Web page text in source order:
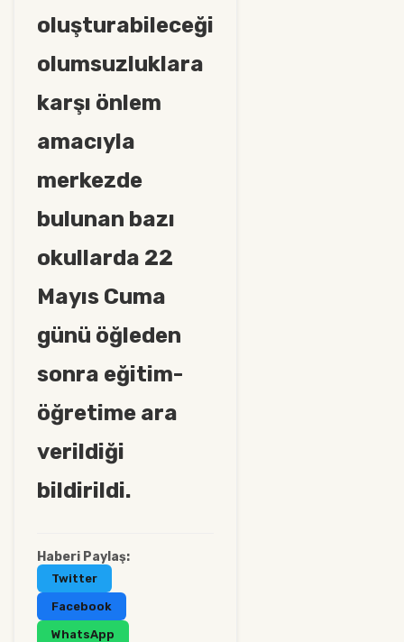
oluşturabileceği
olumsuzluklara
karşı önlem
amacıyla
merkezde
bulunan bazı
okullarda 22
Mayıs Cuma
günü öğleden
sonra eğitim-
öğretime ara
verildiği
bildirildi.
Haberi Paylaş:
Twitter
Facebook
WhatsApp